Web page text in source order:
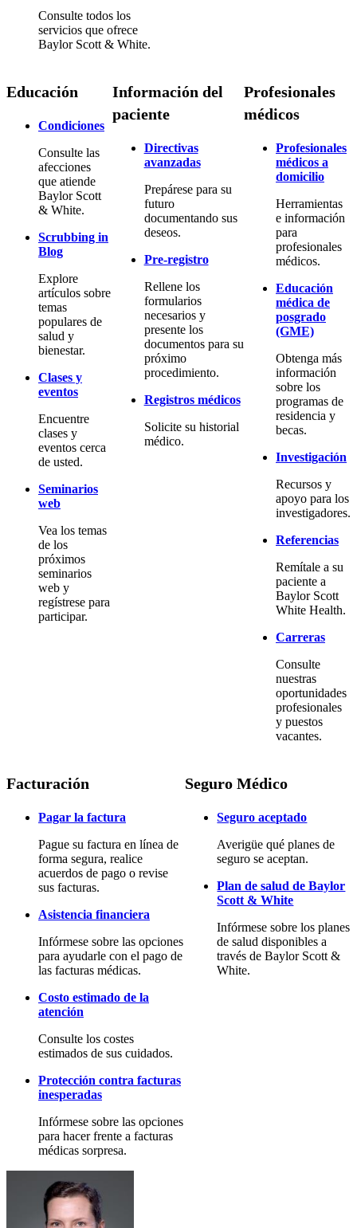
Consulte todos los
servicios que ofrece
Baylor Scott & White.
Educación
Condiciones
Consulte las
afecciones
que atiende
Baylor Scott
& White.
Scrubbing in
Blog
Explore
artículos sobre
temas
populares de
salud y
bienestar.
Clases y
eventos
Encuentre
clases y
eventos cerca
de usted.
Seminarios
web
Vea los temas
de los
próximos
seminarios
web y
regístrese para
participar.
Información del
paciente
Directivas
avanzadas
Prepárese para su
futuro
documentando sus
deseos.
Pre-registro
Rellene los
formularios
necesarios y
presente los
documentos para su
próximo
procedimiento.
Registros médicos
Solicite su historial
médico.
Profesionales
médicos
Profesionales
médicos a
domicilio
Herramientas
e información
para
profesionales
médicos.
Educación
médica de
posgrado
(GME)
Obtenga más
información
sobre los
programas de
residencia y
becas.
Investigación
Recursos y
apoyo para los
investigadores.
Referencias
Remítale a su
paciente a
Baylor Scott
White Health.
Carreras
Consulte
nuestras
oportunidades
profesionales
y puestos
vacantes.
Facturación
Pagar la factura
Pague su factura en línea de
forma segura, realice
acuerdos de pago o revise
sus facturas.
Asistencia financiera
Infórmese sobre las opciones
para ayudarle con el pago de
las facturas médicas.
Costo estimado de la
atención
Consulte los costes
estimados de sus cuidados.
Protección contra facturas
inesperadas
Infórmese sobre las opciones
para hacer frente a facturas
médicas sorpresa.
Seguro Médico
Seguro aceptado
Averigüe qué planes de
seguro se aceptan.
Plan de salud de Baylor
Scott & White
Infórmese sobre los planes
de salud disponibles a
través de Baylor Scott &
White.